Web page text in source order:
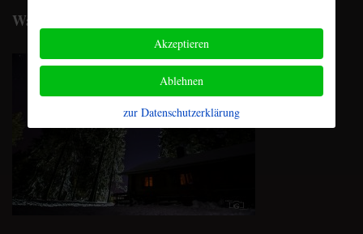
Wachshütte
Akzeptieren
Ablehnen
zur Datenschutzerklärung